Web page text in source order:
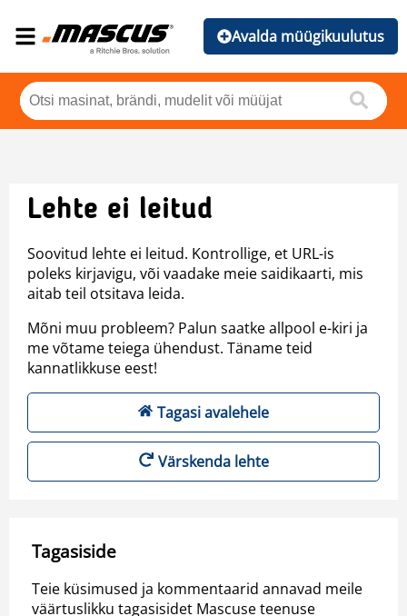
Avalda müügikuulutus
Lehte ei leitud
Soovitud lehte ei leitud. Kontrollige, et URL-is
poleks kirjavigu, või vaadake meie saidikaarti, mis
aitab teil otsitava leida.
Mõni muu probleem? Palun saatke allpool e-kiri ja
me võtame teiega ühendust. Täname teid
kannatlikkuse eest!
Tagasi avalehele
Värskenda lehte
Tagasiside
Teie küsimused ja kommentaarid annavad meile
väärtuslikku tagasisidet Mascuse teenuse